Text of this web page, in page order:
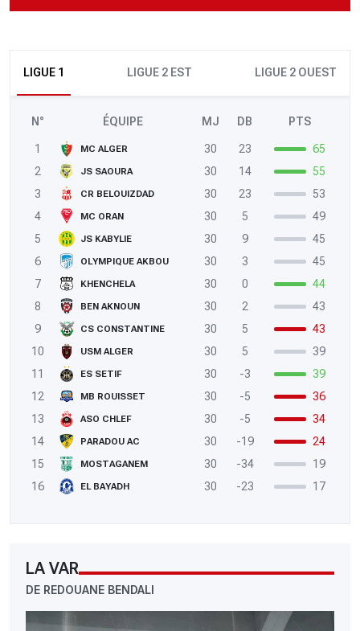
LIGUE 1 LIGUE 2 EST LIGUE 2 OUEST
N° ÉQUIPE MJ DB PTS
1 MC ALGER 30 23
65
2
JS SAOURA 30 14
55
3
CR BELOUIZDAD 30 23
53
4
MC ORAN 30 5
49
5
JS KABYLIE 30 9
45
6
OLYMPIQUE AKBOU 30 3
45
7
KHENCHELA 30 0
44
8
BEN AKNOUN 30 2
43
9
CS CONSTANTINE 30 5
43
10
USM ALGER 30 5
39
11
ES SETIF 30 -3
39
12
MB ROUISSET 30 -5
36
13
ASO CHLEF 30 -5
34
14
PARADOU AC 30 -19
24
15
MOSTAGANEM 30 -34
19
16
EL BAYADH 30 -23 17
LA VAR
DE REDOUANE BENDALI